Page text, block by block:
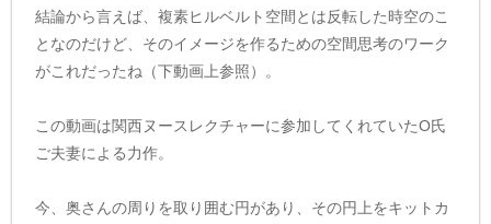
結論から言えば、複素ヒルベルト空間とは反転した時空のこ
となのだけど、そのイメージを作るための空間思考のワーク
がこれだったね（下動画上参照）。
この動画は関西ヌースレクチャーに参加してくれていたO氏
ご夫妻による力作。
今、奥さんの周りを取り囲む円があり、その円上をキットカ